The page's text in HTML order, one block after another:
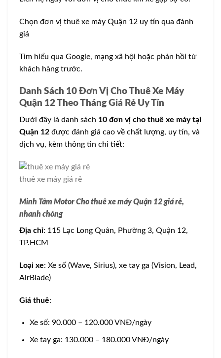
Chọn đơn vị thuê xe máy Quận 12 uy tín qua đánh
giá
Tìm hiểu qua Google, mạng xã hội hoặc phản hồi từ
khách hàng trước.
Danh Sách 10 Đơn Vị Cho Thuê Xe Máy
Quận 12 Theo Tháng Giá Rẻ Uy Tín
Dưới đây là danh sách 10 đơn vị cho thuê xe máy tại
Quận 12 được đánh giá cao về chất lượng, uy tín, và
dịch vụ, kèm thông tin chi tiết:
thuê xe máy giá rẻ
Minh Tâm Motor Cho thuê xe máy Quận 12 giá rẻ,
nhanh chóng
Địa chỉ: 115 Lạc Long Quân, Phường 3, Quận 12,
TP.HCM
Loại xe: Xe số (Wave, Sirius), xe tay ga (Vision, Lead,
AirBlade)
Giá thuê:
Xe số: 90.000 – 120.000 VNĐ/ngày
Xe tay ga: 130.000 – 180.000 VNĐ/ngày